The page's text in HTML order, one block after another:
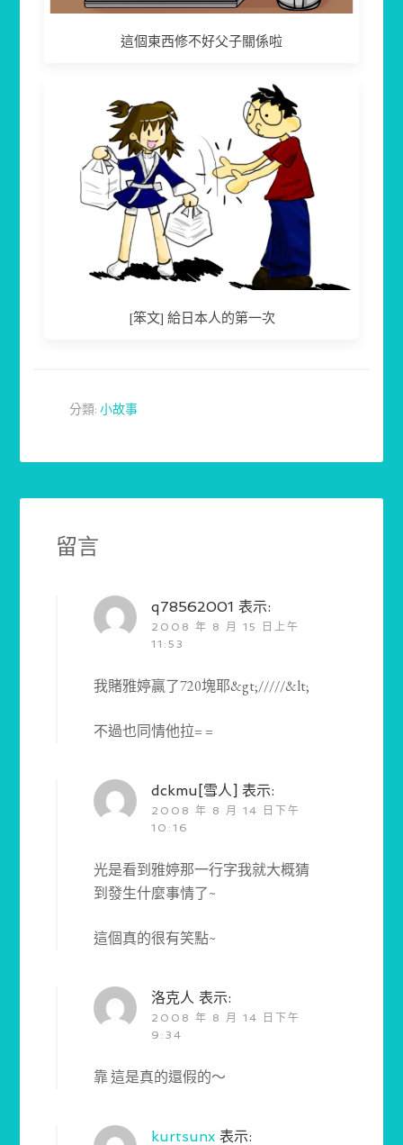
這個東西修不好父子關係啦
[笨文] 給日本人的第一次
分類:小故事
留言
q78562001 表示:
2008 年 8 月 15 日上午
11:53
我賭雅婷贏了720塊耶&gt;/////&lt;
不過也同情他拉= =
dckmu[雪人] 表示:
2008 年 8 月 14 日下午
10:16
光是看到雅婷那一行字我就大概猜
到發生什麼事情了~
這個真的很有笑點~
洛克人 表示:
2008 年 8 月 14 日下午
9:34
靠 這是真的還假的～
kurtsunx 表示: